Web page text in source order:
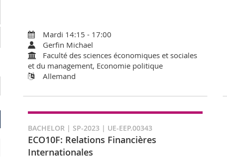
Mardi 14:15 - 17:00
Gerfin Michael
Faculté des sciences économiques et sociales
et du management, Economie politique
Allemand
BACHELOR | SP-2023 | UE-EEP.00343
ECO10F: Relations Financières
Internationales